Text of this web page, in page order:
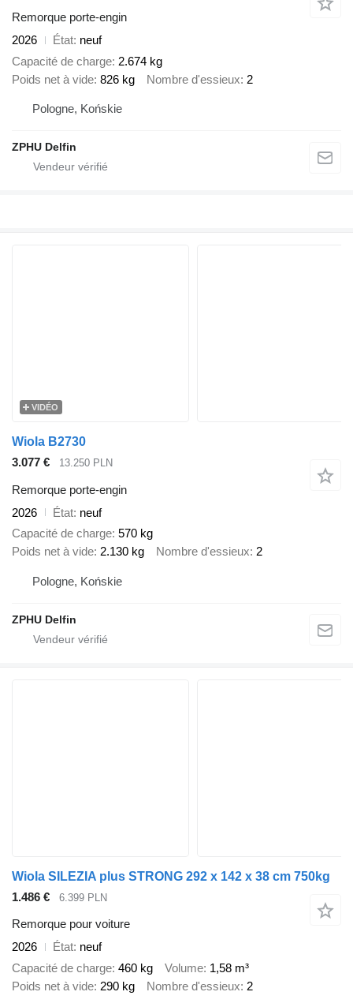
Remorque porte-engin
2026
État neuf
Capacité de charge 2.674 kg
Poids net à vide 826 kg Nombre d'essieux 2
Pologne, Końskie
ZPHU Delfin
VIDÉO
Wiola B2730
3.077 €
13.250 PLN
Remorque porte-engin
2026
État neuf
Capacité de charge 570 kg
Poids net à vide 2.130 kg Nombre d'essieux 2
Pologne, Końskie
ZPHU Delfin
Wiola SILEZIA plus STRONG 292 x 142 x 38 cm 750kg
1.486 €
6.399 PLN
Remorque pour voiture
2026
État neuf
Capacité de charge 460 kg Volume 1,58 m³
Poids net à vide 290 kg Nombre d'essieux 2